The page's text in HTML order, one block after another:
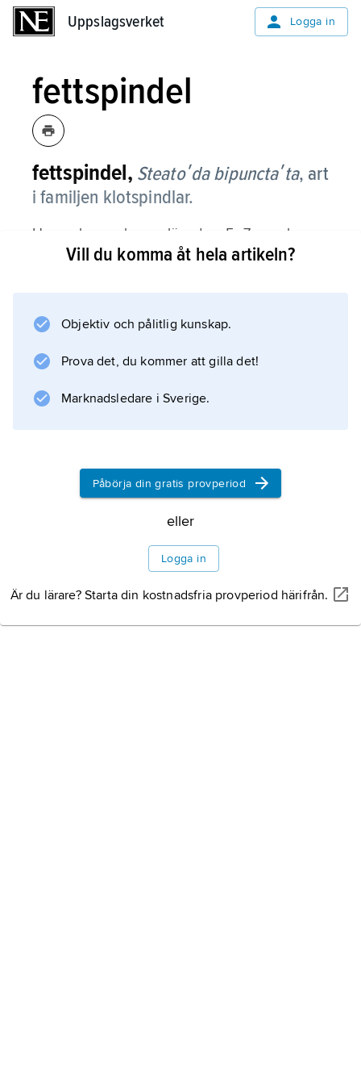
Uppslagsverket Logga in
fettspindel
fettspindel, Steatoʹda bipunctaʹta, art
i familjen klotspindlar.
Honan har en kroppslängd av 5–7 mm, hanen
4–5 mm. Bakkroppen är rund, något tillplattad
mitten, och undersidan är delvis gulaktig.
band, och längs ryggens mitt löper ofta
Vill du komma åt hela artikeln?
Objektiv och pålitlig kunskap.
Prova det, du kommer att gilla det!
Marknadsledare i Sverige.
Påbörja din gratis provperiod
eller
Logga in
Är du lärare? Starta din kostnadsfria provperiod härifrån.